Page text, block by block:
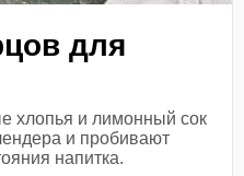
для
хлопья и лимонный сок
и пробивают
напитка.